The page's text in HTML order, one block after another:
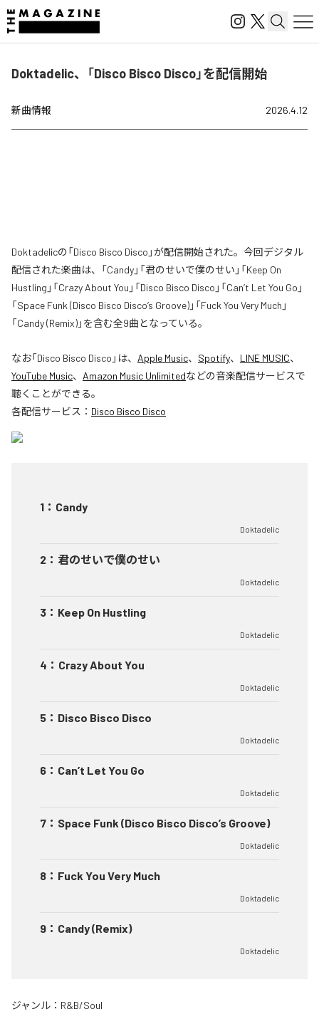
Doktadelic、「Disco Bisco Disco」を配信開始
新曲情報 2026.4.12
Doktadelicの「Disco Bisco Disco」が配信開始された。今回デジタル
配信された楽曲は、「Candy」「君のせいで僕のせい」「Keep On
Hustling」「Crazy About You」「Disco Bisco Disco」「Can’t Let You Go」
「Space Funk (Disco Bisco Disco’s Groove)」「Fuck You Very Much」
「Candy (Remix)」を含む全9曲となっている。
なお「Disco Bisco Disco 」は、 Apple Music、 Spotify、 LINE MUSIC、
YouTube Music、 Amazon Music Unlimitedなどの音楽配信サービスで
聴くことができる。
各配信サービス： Disco Bisco Disco
1 ： Candy
Doktadelic
2 ： 君のせいで僕のせい
Doktadelic
3 ： Keep On Hustling
Doktadelic
4 ： Crazy About You
Doktadelic
5 ： Disco Bisco Disco
Doktadelic
6 ： Can’t Let You Go
Doktadelic
7 ： Space Funk (Disco Bisco Disco’s Groove)
Doktadelic
8 ： Fuck You Very Much
Doktadelic
9 ： Candy (Remix)
Doktadelic
ジャンル： R&B/Soul